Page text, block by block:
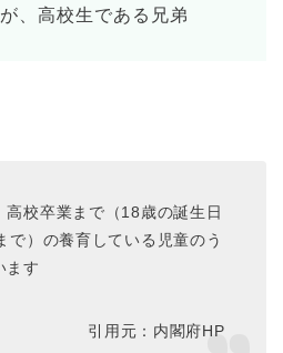
、高校生である兄弟
高校卒業まで（18歳の誕生日
で）の養育している児童のう
ます
引用元：内閣府HP